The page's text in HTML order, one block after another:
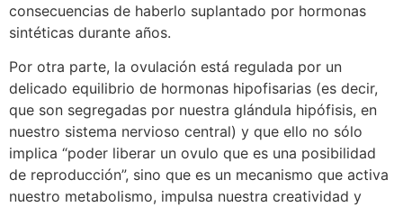
consecuencias de haberlo suplantado por hormonas
sintéticas durante años.
Por otra parte, la ovulación está regulada por un
delicado equilibrio de hormonas hipofisarias (es decir,
que son segregadas por nuestra glándula hipófisis, en
nuestro sistema nervioso central) y que ello no sólo
implica “poder liberar un ovulo que es una posibilidad
de reproducción”, sino que es un mecanismo que activa
nuestro metabolismo, impulsa nuestra creatividad y